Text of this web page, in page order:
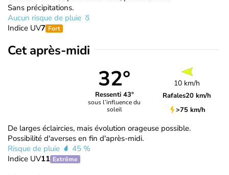
Sans précipitations.
Aucun risque de pluie
Indice UV7 Fort
Cet après-midi
32°
Ressenti 43°
sous l’influence du
soleil
10 km/h
Rafales20 km/h
>75 km/h
De larges éclaircies, mais évolution orageuse possible.
Possibilité d'averses en fin d'après-midi.
Risque de pluie
45 %
Indice UV11 Extrême